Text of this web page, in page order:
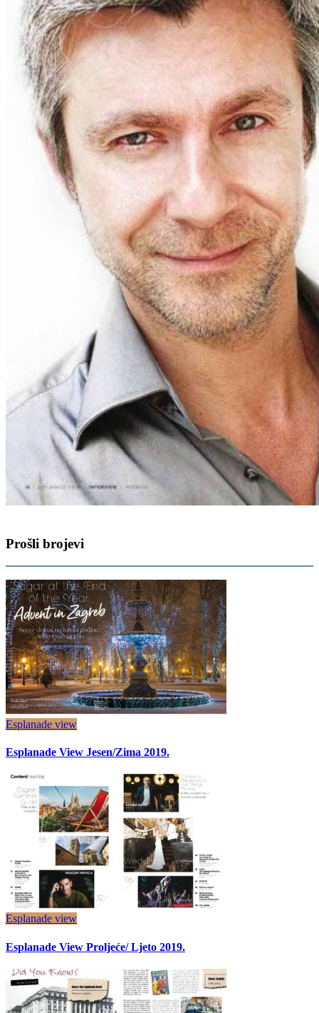
Prošli brojevi
Esplanade view
Esplanade View Jesen/Zima 2019.
Esplanade view
Esplanade View Proljeće/ Ljeto 2019.